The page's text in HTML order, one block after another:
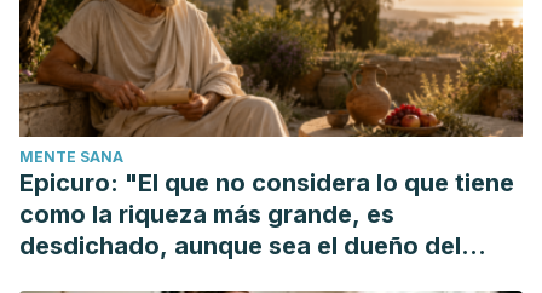
MENTE SANA
Epicuro: "El que no considera lo que tiene
como la riqueza más grande, es
desdichado, aunque sea el dueño del